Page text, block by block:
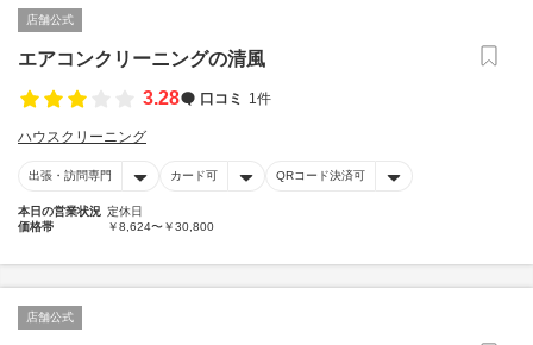
店舗公式
エアコンクリーニングの清風
3.28
口コミ 1件
ハウスクリーニング
出張・訪問専門 カード可 QRコード決済可
本日の営業状況 定休日
価格帯
￥8,624〜￥30,800
店舗公式